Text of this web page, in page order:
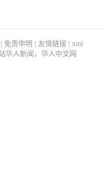
免责申明 友情链接| xml
华人新闻，华人中文网